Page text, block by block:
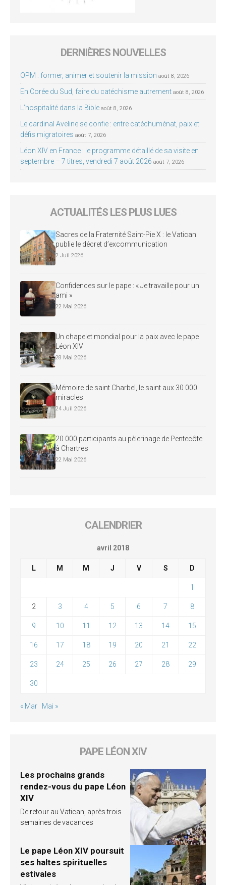
DERNIÈRES NOUVELLES
OPM : former, animer et soutenir la mission août 8, 2026
En Corée du Sud, faire du catéchisme autrement août 8, 2026
L’hospitalité dans la Bible août 8, 2026
Le cardinal Aveline se confie : entre catéchuménat, paix et
défis migratoires août 7, 2026
Léon XIV en France : le programme détaillé de sa visite en
septembre – 7 titres, vendredi 7 août 2026 août 7, 2026
ACTUALITÉS LES PLUS LUES
Sacres de la Fraternité Saint-Pie X : le Vatican
publie le décret d’excommunication
2 Juil 2026
Confidences sur le pape : « Je travaille pour un
ami »
22 Mai 2026
Un chapelet mondial pour la paix avec le pape
Léon XIV
28 Mai 2026
Mémoire de saint Charbel, le saint aux 30 000
miracles
24 Juil 2026
20 000 participants au pèlerinage de Pentecôte
à Chartres
22 Mai 2026
CALENDRIER
avril 2018
L M M J V S D
1
2 3 4 5 6 7 8
9 10 11 12 13 14 15
16 17 18 19 20 21 22
23 24 25 26 27 28 29
30
« Mar Mai »
PAPE LÉON XIV
Les prochains grands
rendez-vous du pape Léon
XIV
De retour au Vatican, après trois
semaines de vacances
Le pape Léon XIV poursuit
ses haltes spirituelles
estivales